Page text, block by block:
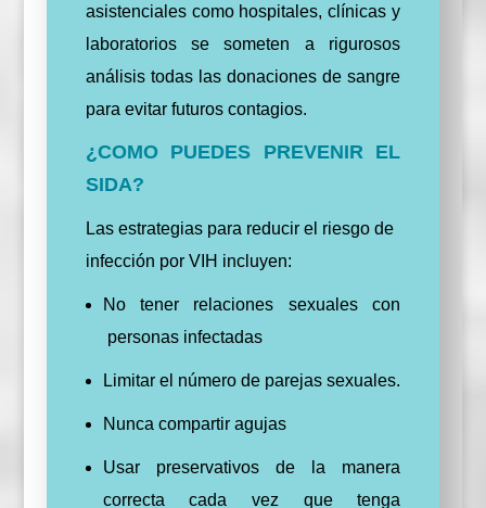
asistenciales como hospitales, clínicas y
laboratorios se someten a rigurosos
análisis todas las donaciones de sangre
para evitar futuros contagios.
¿COMO PUEDES PREVENIR EL
SIDA?
Las estrategias para reducir el riesgo de
infección por VIH incluyen:
No tener relaciones sexuales con
personas infectadas
Limitar el número de parejas sexuales.
Nunca compartir agujas
Usar preservativos de la manera
correcta cada vez que tenga